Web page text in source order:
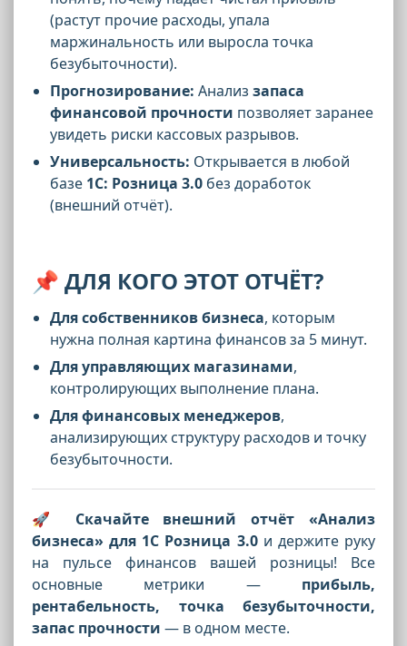
(растут прочие расходы, упала
маржинальность или выросла точка
безубыточности).
Прогнозирование: Анализ запаса
финансовой прочности позволяет заранее
увидеть риски кассовых разрывов.
Универсальность: Открывается в любой
базе 1С: Розница 3.0 без доработок
(внешний отчёт).
📌 ДЛЯ КОГО ЭТОТ ОТЧЁТ?
Для собственников бизнеса, которым
нужна полная картина финансов за 5 минут.
Для управляющих магазинами,
контролирующих выполнение плана.
Для финансовых менеджеров,
анализирующих структуру расходов и точку
безубыточности.
🚀 Скачайте внешний отчёт «Анализ
бизнеса» для 1С Розница 3.0и держите руку
на пульсе финансов вашей розницы! Все
основные метрики — прибыль,
рентабельность, точка безубыточности,
запас прочности — в одном месте.